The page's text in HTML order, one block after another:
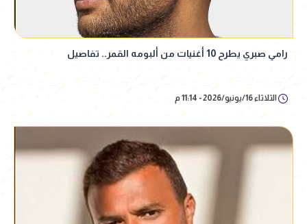
رامي صبري يطرح 10 أغنيات من ألبومه القمر.. تفاصيل
الثلاثاء 16/يونيو/2026 - 11:14 م